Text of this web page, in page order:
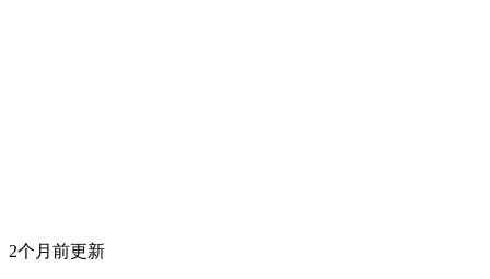
2个月前更新